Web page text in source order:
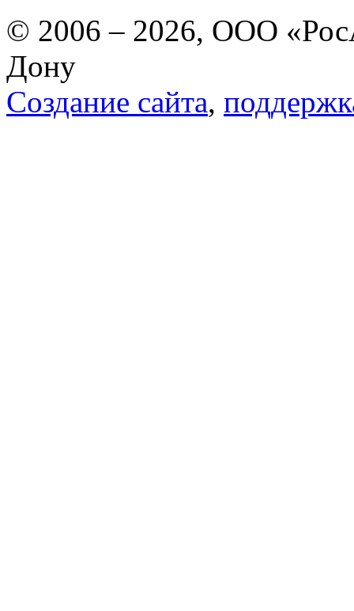
© 2006 – 2026, ООО
Дону
Создание сайта,